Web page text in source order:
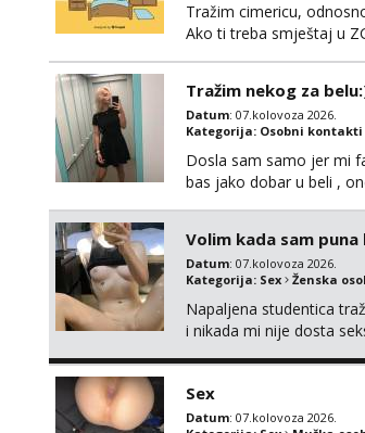
Tražim cimericu,
Ako ti treba smještaj u
Tražim nekog za
Datum: 07.kolovoza 2026.
Kategorija: Osobni kontakti
Dosla sam samo jer mi
bas jako dobar u beli ,
Volim kada sam
Datum: 07.kolovoza 2026.
Kategorija: Sex Ženska
Napaljena studentica
i nikada mi nije dosta
Sex
Datum: 07.kolovoza 2026.